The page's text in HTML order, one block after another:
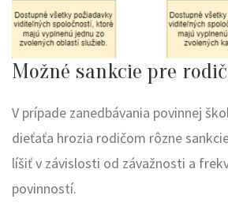
Možné sankcie pre
V prípade zanedbávania povinnej
dieťaťa hrozia rodičom rôzne
líšiť v závislosti od závažnosti a
povinností.